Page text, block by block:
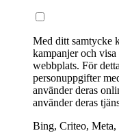
Med ditt samtycke
kampanjer och
webbplats. För
personuppgifter
använder deras
använder deras
Bing, Criteo,